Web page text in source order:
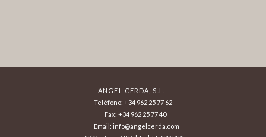
ANGEL CERDA, S.L.
Teléfono: +34 962 25 77 62
Fax: +34 962 25 77 40
Email: info@angelcerda.com